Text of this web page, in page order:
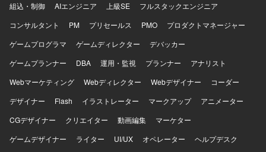
て、データ移行やSQL実装に関する実務経験を幅広く積む
ことができます。 データマッピング、移行実装、検証、移
行本番対応まで一連の工程に携わることで、データ移行プ
ロジェクト全体の流れを理解できるポジションです。 【開
を中心とした環境になります。
組込・制御
AIエンジニア 上級SE
フルスタックエンジニア
コンサルタント
PM プリセールス PMO
プロダクトマネージャー
ゲームプログラマ
ゲームディレクター
デバッカー
ゲームプランナー
DBA 運用・監視 プランナー
アナリスト
Webマーケティング
Webディレクター Webデザイナー
コーダー
デザイナー
Flash イラストレーター マークアップ
アニメーター
CGデザイナー
クリエイター 動画編集
マーケター
ゲームデザイナー
ライター UI/UX オペレーター
ヘルプデスク